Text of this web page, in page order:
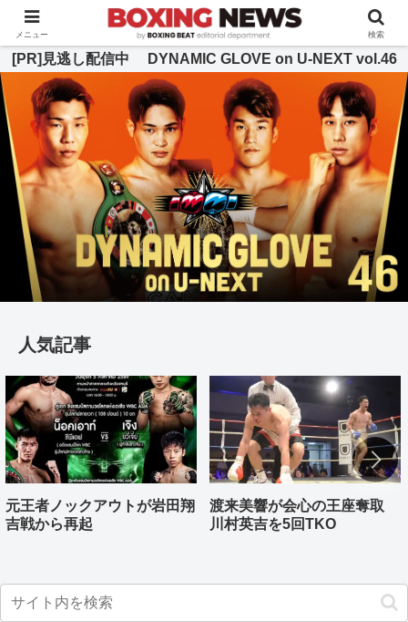
BOXING BEAT [ボクシング・ビート] 公式サイト
[PR]見逃し配信中 DYNAMIC GLOVE on U-NEXT vol.46
人気記事
元王者ノックアウトが岩田翔
吉戦から再起
渡来美響が会心の王座奪取
川村英吉を5回TKO
メニュー 検索